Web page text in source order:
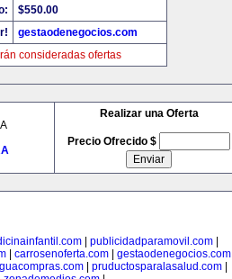
$550.00
gestaodenegocios.com
consideradas ofertas
Realizar una Oferta
Precio Ofrecido $
publicidadparamovil.com
carrosenoferta.com gestaodenegocios.com
| pruductosparalasalud.com|